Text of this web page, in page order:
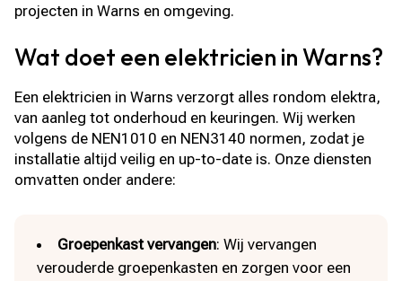
projecten in Warns en omgeving.
Wat doet een elektricien in Warns?
Een elektricien in Warns verzorgt alles rondom elektra,
van aanleg tot onderhoud en keuringen. Wij werken
volgens de NEN1010 en NEN3140 normen, zodat je
installatie altijd veilig en up-to-date is. Onze diensten
omvatten onder andere:
Groepenkast vervangen: Wij vervangen
verouderde groepenkasten en zorgen voor een